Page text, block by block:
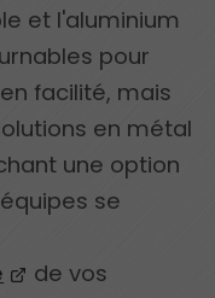
et l'aluminium
pour
facilité, mais
en métal
une option
se
de vos